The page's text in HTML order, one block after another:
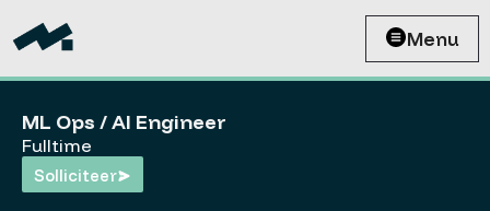
Menu
ML Ops / AI Engineer
Fulltime
Solliciteer